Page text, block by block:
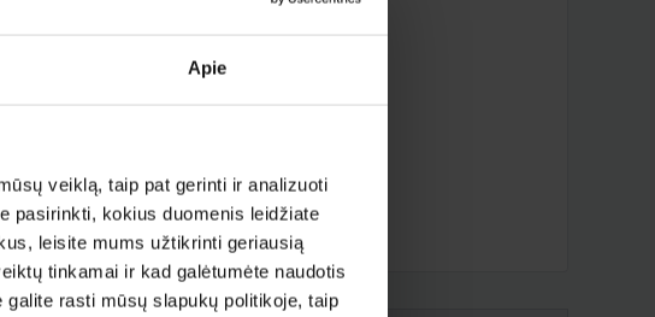
Apie
veiklą, taip pat gerinti ir analizuoti
pasirinkti, kokius duomenis leidžiate
leisite mums užtikrinti geriausią
tinkamai ir kad galėtumėte naudotis
rasti mūsų slapukų politikoje, taip